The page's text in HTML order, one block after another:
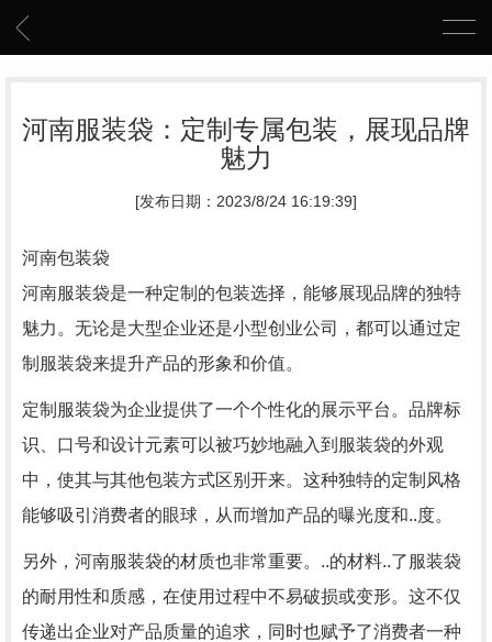
河南服装袋：定制专属包装，展现品牌
魅力
[发布日期：2023/8/24 16:19:39]
河南包装袋
河南服装袋是一种定制的包装选择，能够展现品牌的独特
魅力。无论是大型企业还是小型创业公司，都可以通过定
制服装袋来提升产品的形象和价值。
定制服装袋为企业提供了一个个性化的展示平台。品牌标
识、口号和设计元素可以被巧妙地融入到服装袋的外观
中，使其与其他包装方式区别开来。这种独特的定制风格
能够吸引消费者的眼球，从而增加产品的曝光度和..度。
另外，河南服装袋的材质也非常重要。..的材料..了服装袋
的耐用性和质感，在使用过程中不易破损或变形。这不仅
传递出企业对产品质量的追求，同时也赋予了消费者一种